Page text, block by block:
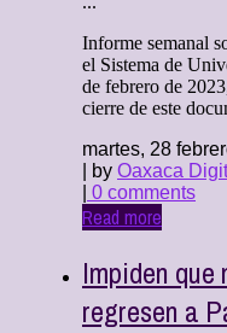
Informe semanal
el Sistema de
de febrero de
cierre de este
martes, 28
| by Oaxaca
0 comments
Read more
Impiden
regresen a